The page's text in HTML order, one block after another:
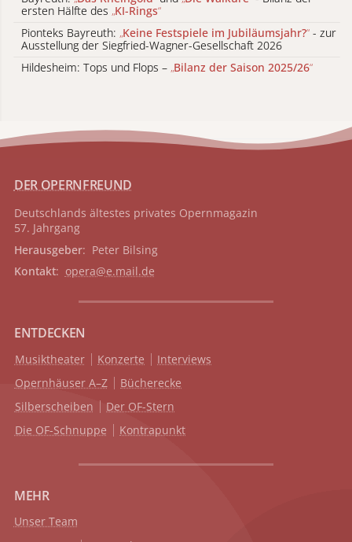
ersten Hälfte des „KI-Rings“
Pionteks Bayreuth: „Keine Festspiele im Jubiläumsjahr?“ - zur
Ausstellung der Siegfried-Wagner-Gesellschaft 2026
Hildesheim: Tops und Flops – „Bilanz der Saison 2025/26“
DER OPERNFREUND
Deutschlands ältestes privates Opernmagazin
57. Jahrgang
Herausgeber: Peter Bilsing
Kontakt: opera@e.mail.de
ENTDECKEN
Musiktheater Konzerte
Interviews
Opernhäuser A–Z
Bücherecke
Silberscheiben
Der OF-Stern
Die OF-Schnuppe
Kontrapunkt
MEHR
Unser Team